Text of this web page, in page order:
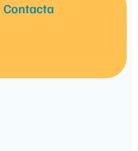
Contacta